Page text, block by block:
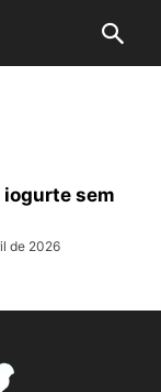
iogurte sem
de 2026